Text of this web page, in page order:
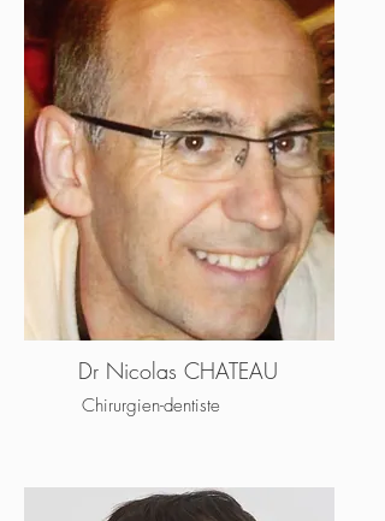
Dr Nicolas CHATEAU
Chirurgien-dentiste